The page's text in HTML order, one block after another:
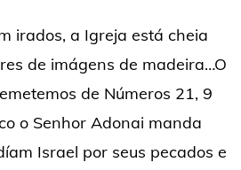
irados, a Igreja está cheia
de imágens de madeira…O
de Números 21, 9
o Senhor Adonai manda
Israel por seus pecados e